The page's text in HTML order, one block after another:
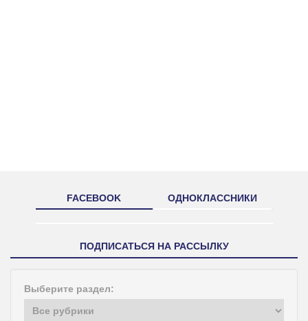
FACEBOOK ОДНОКЛАССНИКИ
ПОДПИСАТЬСЯ НА РАССЫЛКУ
Выберите раздел: